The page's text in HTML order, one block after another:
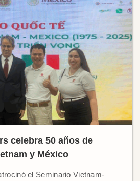
celebra 50 años de
y México
el Seminario Vietnam-